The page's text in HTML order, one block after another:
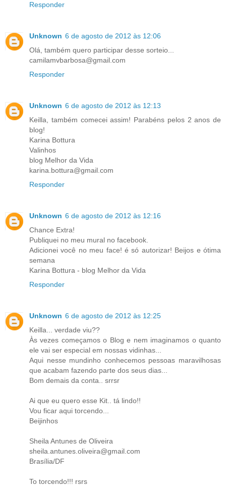
Responder
Unknown 6 de agosto de 2012 às 12:06
Olá, também quero participar desse sorteio...
camilamvbarbosa@gmail.com
Responder
Unknown 6 de agosto de 2012 às 12:13
Keilla, também comecei assim! Parabéns pelos 2 anos de
blog!
Karina Bottura
Valinhos
blog Melhor da Vida
karina.bottura@gmail.com
Responder
Unknown 6 de agosto de 2012 às 12:16
Chance Extra!
Publiquei no meu mural no facebook.
Adicionei você no meu face! é só autorizar! Beijos e ótima
semana
Karina Bottura - blog Melhor da Vida
Responder
Unknown 6 de agosto de 2012 às 12:25
Keilla... verdade viu??
Às vezes começamos o Blog e nem imaginamos o quanto
ele vai ser especial em nossas vidinhas...
Aqui nesse mundinho conhecemos pessoas maravilhosas
que acabam fazendo parte dos seus dias...
Bom demais da conta.. srrsr
Ai que eu quero esse Kit.. tá lindo!!
Vou ficar aqui torcendo...
Beijinhos
Sheila Antunes de Oliveira
sheila.antunes.oliveira@gmail.com
Brasília/DF
To torcendo!!! rsrs